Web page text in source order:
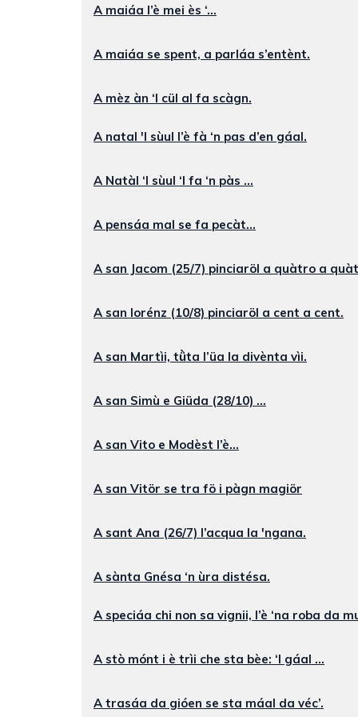
A maiáa l’è mei ès ‘...
A maiáa se spent, a parláa s’entènt.
A mèz àn ‘l cül al fa scàgn.
A natal 'l sùul l’è fà ‘n pas d’en gáal.
A Natàl ‘l sùul ‘l fa ‘n pàs ...
A pensáa mal se fa pecàt...
A san Jacom (25/7) pinciaröl a quàtro a
A san lorénz (10/8) pinciaröl a cent a cent.
A san Martìi, tǜta l’üa la divènta vìi.
A san Simù e Giüda (28/10) ...
A san Vito e Modèst l’è...
A san Vitör se tra fö i pàgn magiör
A sant Ana (26/7) l’acqua la 'ngana.
A sànta Gnésa ‘n ùra distésa.
A speciáa chi non sa vignii, l’è ‘na roba da
A stò mónt i è trìi che sta bèe: ‘l gáal ...
A trasáa da gióen se sta máal da véc’.